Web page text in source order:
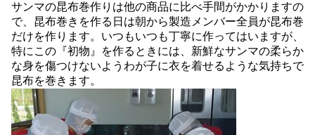
サンマの昆布巻作りは他の商品に比べ手間がかかりますの
で、昆布巻きを作る日は朝から製造メンバー全員が昆布巻
だけを作ります。いつもいつも丁寧に作ってはいますが、
特にこの『初物』を作るときには、新鮮なサンマの柔らか
な身を傷つけないようわが子に衣を着せるような気持ちで
昆布を巻きます。